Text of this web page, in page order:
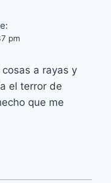
pm
a rayas y
el terror de
que me